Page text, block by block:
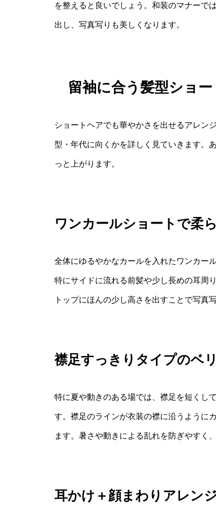
を整えると良いでしょう。和装のマナーで
出し、写真写りも美しくなります。
留袖に合う髪型ショ
ショートヘアでも華やかさを出せるアレン
型・年代に向くかを詳しく見ていきます。
っと上がります。
ワンカールショートで柔
全体にゆるやかなカールを入れたワンカー
特にサイドに流れる前髪や少し長めの耳周
トップにほんの少し高さを出すことで写真
襟足すっきりタイプのベ
特に夏や動きのある場では、襟足を短くし
す。襟足のラインが衣装の襟に沿うように
ます。暑さや動きによる乱れを防ぎやすく
耳かけ＋顔まわりアレン